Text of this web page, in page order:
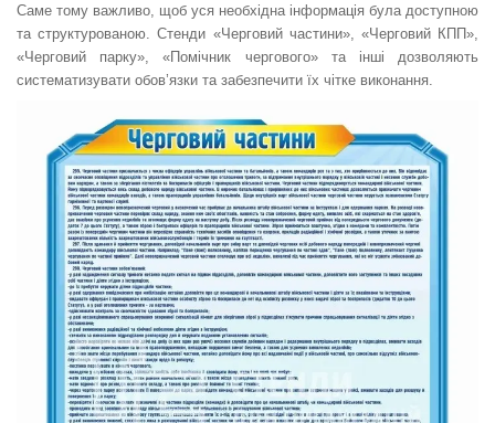
Саме тому важливо, щоб уся необхідна інформація була доступною
та структурованою. Стенди «Черговий частини», «Черговий КПП»,
«Черговий парку», «Помічник чергового» та інші дозволяють
систематизувати обов’язки та забезпечити їх чітке виконання.